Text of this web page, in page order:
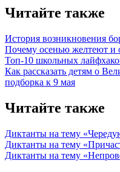
Читайте также
История возникновения
Почему осенью желтеют и
Топ-10 школьных
Как рассказать детям о
подборка к 9 мая
Читайте также
Диктанты на тему
Диктанты на тему
Диктанты на тему